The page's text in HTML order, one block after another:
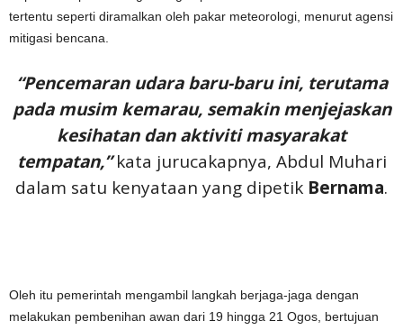
tertentu seperti diramalkan oleh pakar meteorologi, menurut agensi
mitigasi bencana.
“Pencemaran udara baru-baru ini, terutama
pada musim kemarau, semakin menjejaskan
kesihatan dan aktiviti masyarakat
tempatan,”kata jurucakapnya, Abdul Muhari
dalam satu kenyataan yang dipetik Bernama.
Oleh itu pemerintah mengambil langkah berjaga-jaga dengan
melakukan pembenihan awan dari 19 hingga 21 Ogos, bertujuan